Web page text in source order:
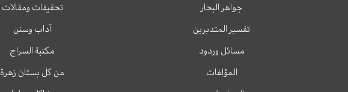
جواهر البحار
تفسير المتدبرين
مسائل وردود
المؤلفات
تحقيقات ومقالات
آداب وسنن
مكتبة السراج
من كل بستان زهرة